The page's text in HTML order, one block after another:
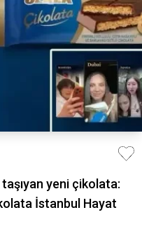
yeni çikolata:
İstanbul Hayat